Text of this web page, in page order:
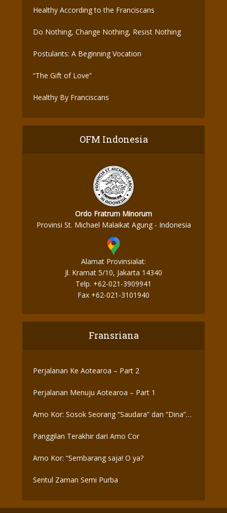
Healthy According to the Franciscans
Do Nothing, Change Nothing, Resist Nothing
Postulants: A Beginning Vocation
“The Gift of Love”
Healthy By Franciscans
OFM Indonesia
Ordo Fratrum Minorum
Provinsi St. Michael Malaikat Agung - Indonesia
Alamat Provinsialat:
Jl. Kramat 5/10, Jakarta 14340
Telp. +62-021-3909941
Fax +62-021-3101940
Fransriana
Perjalanan Ke Aotearoa – Part 2
Perjalanan Menuju Aotearoa – Part 1
Amo Kor: Sosok Seorang “Saudara” dan “Dina”
Panggilan Terakhir dari Amo Cor
Amo Kor: “Sembarang saja! O ya?
Sentul Zaman Semi Purba